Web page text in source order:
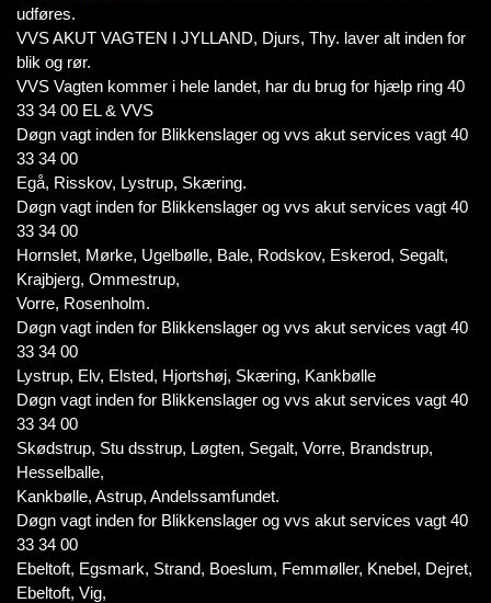
udføres.
VVS AKUT VAGTEN I JYLLAND, Djurs, Thy. laver alt inden for
blik og rør.
VVS Vagten kommer i hele landet, har du brug for hjælp ring 40
33 34 00 EL & VVS
Døgn vagt inden for Blikkenslager og vvs akut services vagt 40
33 34 00
Egå, Risskov, Lystrup, Skæring.
Døgn vagt inden for Blikkenslager og vvs akut services vagt 40
33 34 00
Hornslet, Mørke, Ugelbølle, Bale, Rodskov, Eskerod, Segalt,
Krajbjerg, Ommestrup,
Vorre, Rosenholm.
Døgn vagt inden for Blikkenslager og vvs akut services vagt 40
33 34 00
Lystrup, Elv, Elsted, Hjortshøj, Skæring, Kankbølle
Døgn vagt inden for Blikkenslager og vvs akut services vagt 40
33 34 00
Skødstrup, Stu dsstrup, Løgten, Segalt, Vorre, Brandstrup,
Hesselballe,
Kankbølle, Astrup, Andelssamfundet.
Døgn vagt inden for Blikkenslager og vvs akut services vagt 40
33 34 00
Ebeltoft, Egsmark, Strand, Boeslum, Femmøller, Knebel, Dejret,
Ebeltoft, Vig,